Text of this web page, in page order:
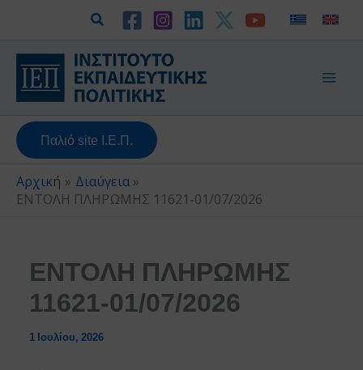
περιεχόμενο
Αναζήτηση
Παλιό site Ι.Ε.Π.
Αρχική
Διαύγεια
ΕΝΤΟΛΗ ΠΛΗΡΩΜΗΣ 11621-01/07/2026
ΕΝΤΟΛΗ ΠΛΗΡΩΜΗΣ
11621-01/07/2026
1 Ιουλίου, 2026